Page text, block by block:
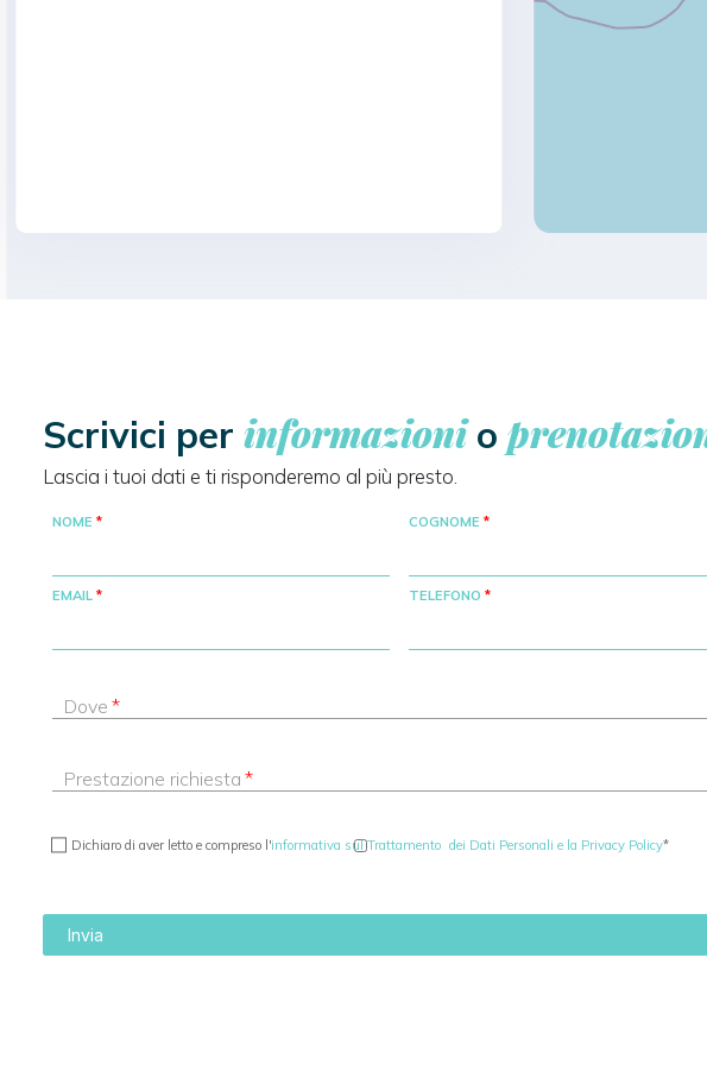
Scrivici per informazionio
Lascia i tuoi dati e ti risponderemo al più presto.
NOME COGNOME
EMAIL TELEFONO
Dove
Prestazione richiesta
Dichiaro di aver letto e compreso l'informativa sul Trattamento dei Dati Personali e la Privacy Policy